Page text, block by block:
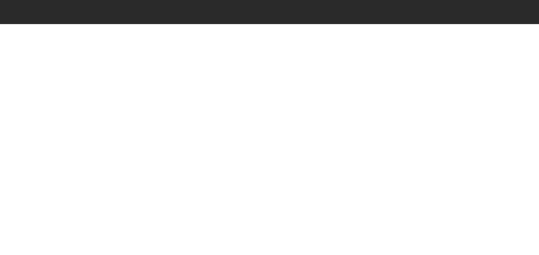
このコンテンツは掲載が終了しました | LINE占い